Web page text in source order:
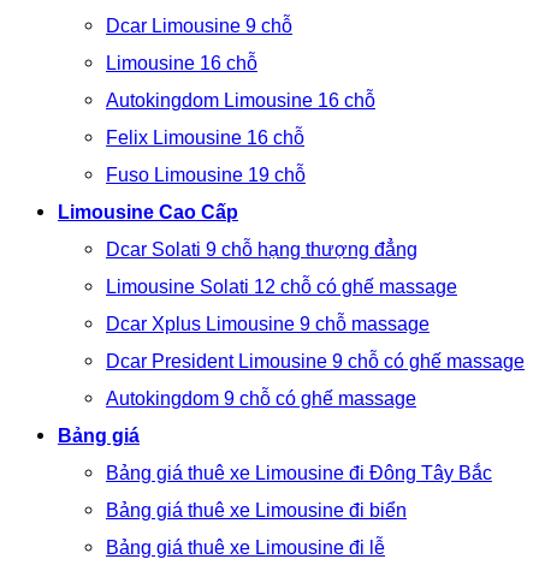
Dcar Limousine 9 chỗ
Limousine 16 chỗ
Autokingdom Limousine 16 chỗ
Felix Limousine 16 chỗ
Fuso Limousine 19 chỗ
Limousine Cao Cấp
Dcar Solati 9 chỗ hạng thượng đẳng
Limousine Solati 12 chỗ có ghế massage
Dcar Xplus Limousine 9 chỗ massage
Dcar President Limousine 9 chỗ có ghế massage
Autokingdom 9 chỗ có ghế massage
Bảng giá
Bảng giá thuê xe Limousine đi Đông Tây Bắc
Bảng giá thuê xe Limousine đi biển
Bảng giá thuê xe Limousine đi lễ